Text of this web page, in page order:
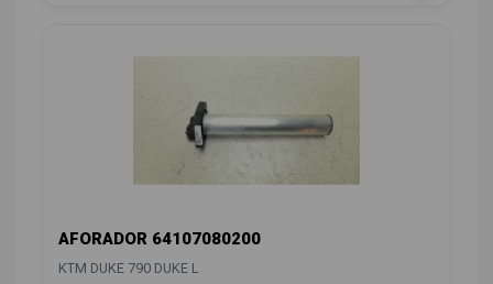
AFORADOR 64107080200
KTM DUKE 790 DUKE L